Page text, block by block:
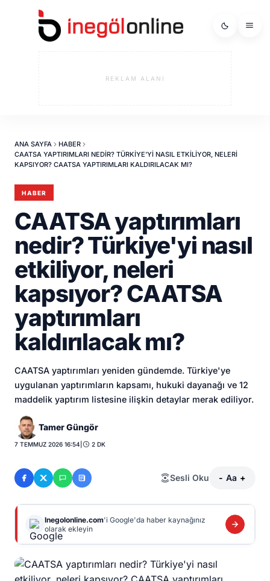
REKLAM ALANI
ANA SAYFA
HABER
CAATSA YAPTIRIMLARI NEDIR? TÜRKIYE'YI NASIL ETKILIYOR, NELERI
KAPSIYOR? CAATSA YAPTIRIMLARI KALDIRILACAK MI?
HABER
CAATSA yaptırımları
nedir? Türkiye'yi nasıl
etkiliyor, neleri
kapsıyor? CAATSA
yaptırımları
kaldırılacak mı?
CAATSA yaptırımları yeniden gündemde. Türkiye'ye
uygulanan yaptırımların kapsamı, hukuki dayanağı ve 12
maddelik yaptırım listesine ilişkin detaylar merak ediliyor.
Tamer Güngör
7 TEMMUZ 2026 16:54 2 DK
Sesli Oku - Aa +
Inegolonline.com'i Google'da haber kaynağınız
olarak ekleyin